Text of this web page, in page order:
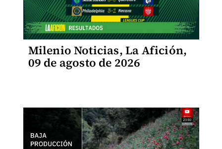
Milenio Noticias, La Afición,
09 de agosto de 2026